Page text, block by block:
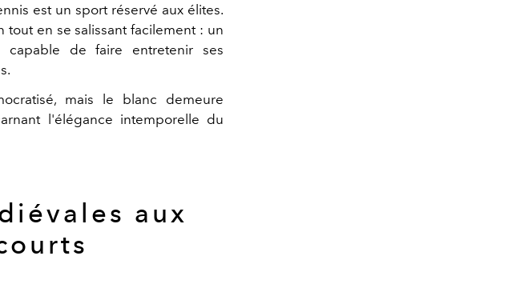
est un sport réservé aux élites.
en se salissant facilement : un
de faire entretenir ses
mais le blanc demeure
l'élégance intemporelle du
aux